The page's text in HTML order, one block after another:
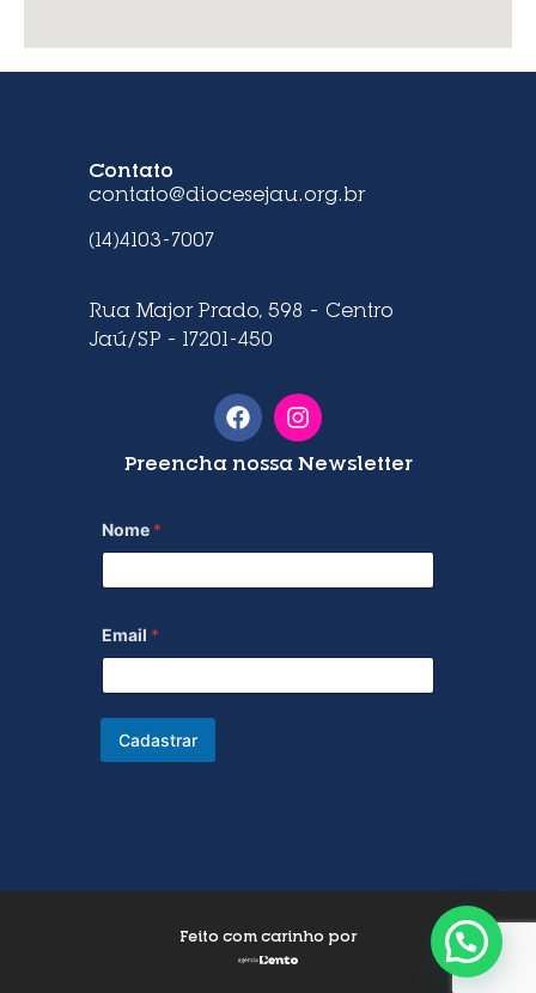
Contato
contato@diocesejau.org.br
(14)4103-7007
Rua Major Prado, 598 – Centro
Jaú/SP – 17201-450
Preencha nossa Newsletter
Nome *
Email *
Cadastrar
Feito com carinho por
Fale com a cúria